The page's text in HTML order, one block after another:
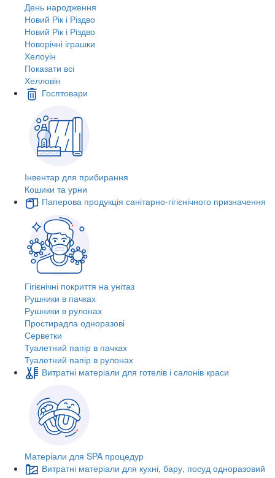
День народження
Новий Рік і Різдво
Новий Рік і Різдво
Новорічні іграшки
Хелоуін
Показати всі
Хелловін
Госптовари
Інвентар для прибирання
Кошики та урни
Паперова продукція санітарно-гігієнічного призначення
Гігієнічні покриття на унітаз
Рушники в пачках
Рушники в рулонах
Простирадла одноразові
Серветки
Туалетний папір в пачках
Туалетний папір в рулонах
Витратні матеріали для готелів і салонів краси
Матеріали для SPA процедур
Витратні матеріали для кухні, бару, посуд одноразовий